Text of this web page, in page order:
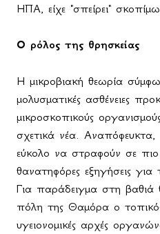
ΗΠΑ, είχε "σπείρει"
Ο ρόλος της θρησκείας
Η μικροβιακή θεωρία
μολυσματικές ασθένειες
μικροσκοπικούς
σχετικά νέα.
εύκολο να στραφούν σε πιο
θανατηφόρες εξηγήσεις για
Για παράδειγμα στη βαθιά
πόλη της Θαμόρα ο
υγειονομικές αρχές